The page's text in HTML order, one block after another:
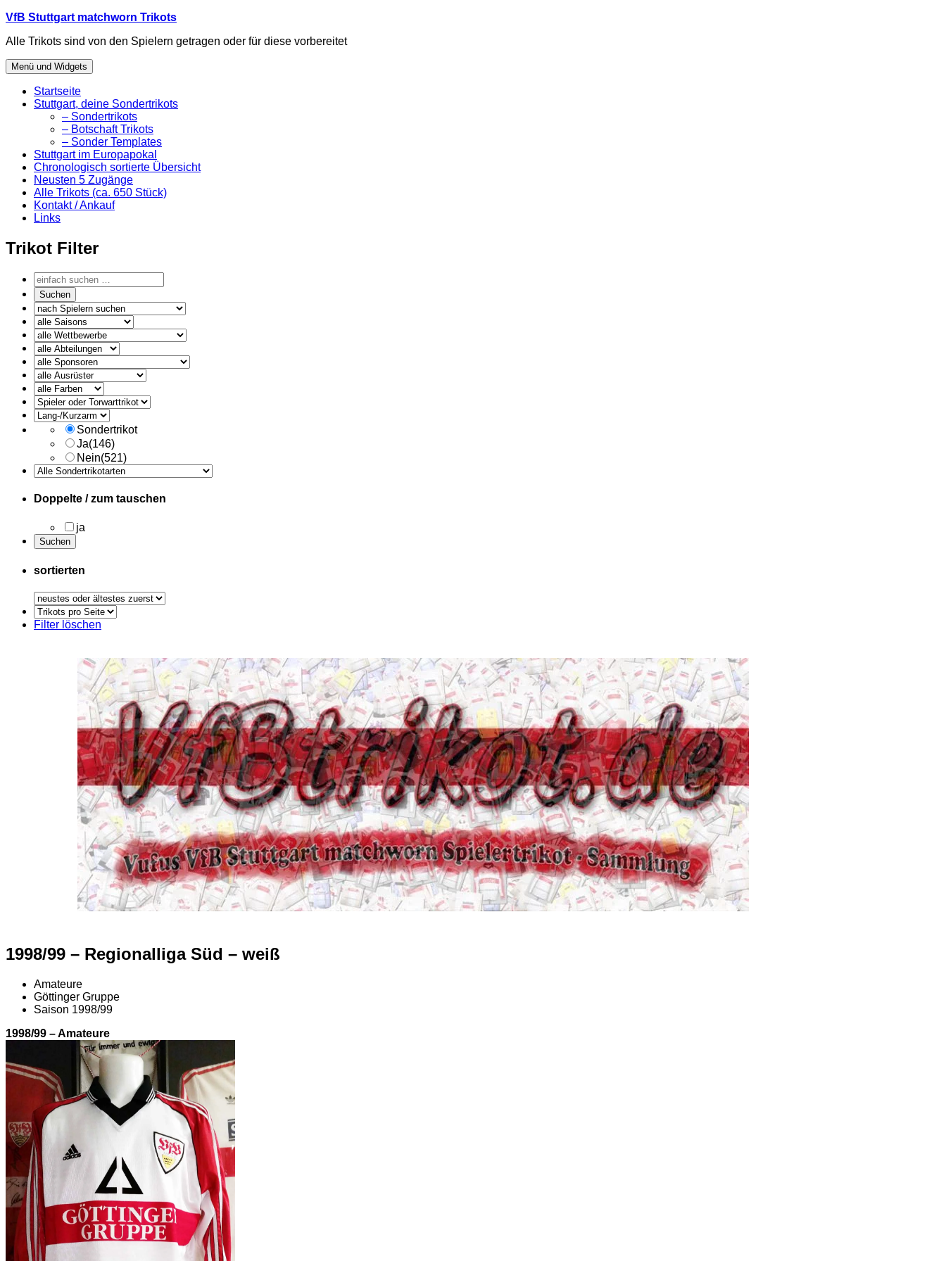
Zum
springen
VfB Stuttgart matchworn Trikots
Alle Trikots sind von den Spielern getragen oder für diese vorbereitet
Menü und Widgets
Startseite
Stuttgart, deine Sondertrikots
– Sondertrikots
– Botschaft Trikots
– Sonder Templates
Stuttgart im Europapokal
Chronologisch sortierte Übersicht
Neusten 5 Zugänge
Alle Trikots (ca. 650 Stück)
Kontakt / Ankauf
Links
Trikot Filter
alle
Ausruester
Sondertrikot
Ja(146)
Nein(521)
Doppelte / zum tauschen
ja
sortierten
Trikots
pro
Filter löschen
1998/99 – Regionalliga Süd – weiß
Amateure
Göttinger Gruppe
Saison 1998/99
1998/99 – Amateure